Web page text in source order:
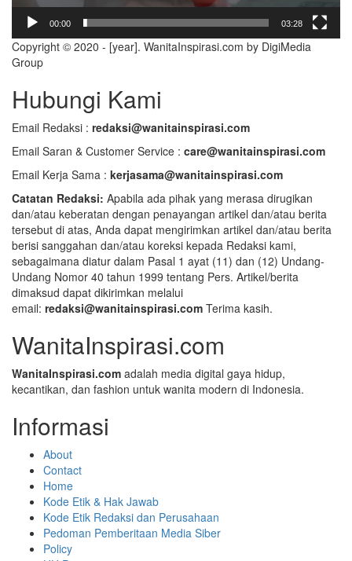
00:00 03:28
Copyright © 2020 - [year]. WanitaInspirasi.com by DigiMedia
Group
Hubungi Kami
Email Redaksi : redaksi@wanitainspirasi.com
Email Saran & Customer Service : care@wanitainspirasi.com
Email Kerja Sama : kerjasama@wanitainspirasi.com
Catatan Redaksi: Apabila ada pihak yang merasa dirugikan
dan/atau keberatan dengan penayangan artikel dan/atau berita
tersebut di atas, Anda dapat mengirimkan artikel dan/atau berita
berisi sanggahan dan/atau koreksi kepada Redaksi kami,
sebagaimana diatur dalam Pasal 1 ayat (11) dan (12) Undang-
Undang Nomor 40 tahun 1999 tentang Pers. Artikel/berita
dimaksud dapat dikirimkan melalui
email: redaksi@wanitainspirasi.com Terima kasih.
WanitaInspirasi.com
WanitaInspirasi.com adalah media digital gaya hidup,
kecantikan, dan fashion untuk wanita modern di Indonesia.
Informasi
About
Contact
Home
Kode Etik & Hak Jawab
Kode Etik Redaksi dan Perusahaan
Pedoman Pemberitaan Media Siber
Policy